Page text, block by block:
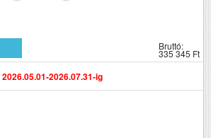
Bruttó:
335 345 Ft
2026.05.01-2026.07.31-ig